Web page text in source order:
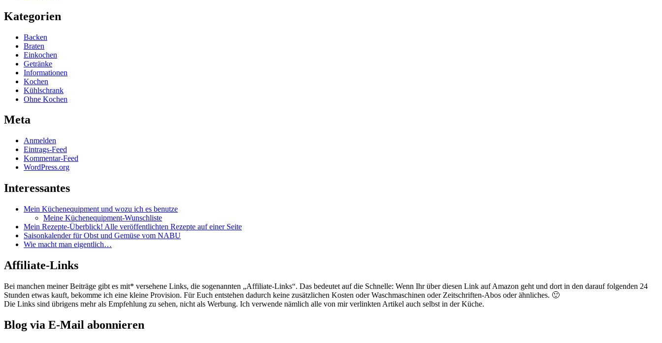
Kategorien
Backen
Braten
Einkochen
Getränke
Informationen
Kochen
Kühlschrank
Ohne Kochen
Meta
Anmelden
Eintrags-Feed
Kommentar-Feed
WordPress.org
Interessantes
Mein Küchenequipment und wozu ich es benutze
Meine Küchenequipment-Wunschliste
Mein Rezepte-Überblick! Alle veröffentlichten Rezepte auf einer Seite
Saisonkalender für Obst und Gemüse vom NABU
Wie macht man eigentlich…
Affiliate-Links
Bei manchen meiner Beiträge gibt es mit* versehene Links, die sogenannten „Affiliate-Links“. Das bedeutet auf die Schnelle: Wenn Ihr über diesen Link auf Amazon geht und dort in den darauf folgenden 24
Stunden etwas kauft, bekomme ich eine kleine Provision. Für Euch entstehen dadurch keine zusätzlichen Kosten oder Waschmaschinen oder Zeitschriften-Abos oder ähnliches. 🙂
Die Links sind übrigens mehr als Empfehlung zu sehen, nicht als Werbung. Ich verwende nämlich alle von mir verlinkten Artikel auch selbst in der Küche.
Blog via E-Mail abonnieren